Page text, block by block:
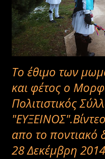
Το έθιμο των
και φέτος ο
Πολιτιστικός
απο το ποντιακό
28 Δεκέμβρη